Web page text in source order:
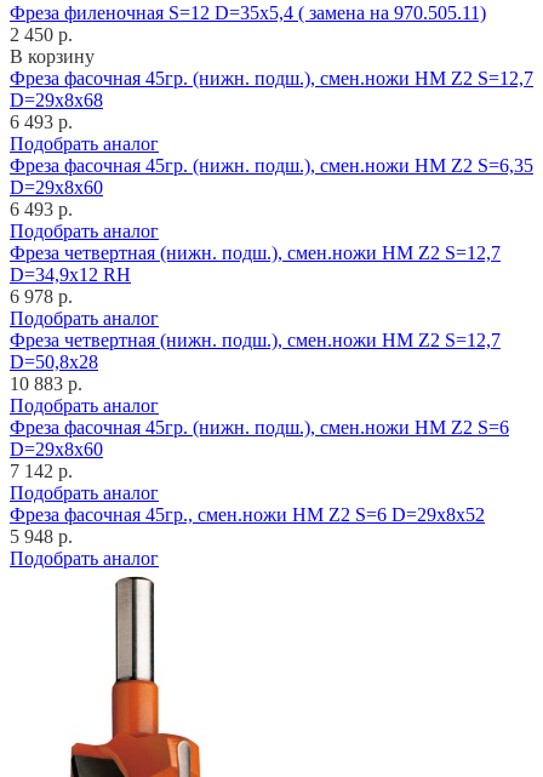
Фреза филеночная S=12 D=35x5,4 ( замена на 970.505.11)
2 450 р.
В корзину
Фреза фасочная 45гр. (нижн. подш.), смен.ножи HM Z2 S=12,7
D=29x8x68
6 493 р.
Подобрать аналог
Фреза фасочная 45гр. (нижн. подш.), смен.ножи HM Z2 S=6,35
D=29x8x60
6 493 р.
Подобрать аналог
Фреза четвертная (нижн. подш.), смен.ножи HM Z2 S=12,7
D=34,9x12 RH
6 978 р.
Подобрать аналог
Фреза четвертная (нижн. подш.), смен.ножи HM Z2 S=12,7
D=50,8x28
10 883 р.
Подобрать аналог
Фреза фасочная 45гр. (нижн. подш.), смен.ножи HM Z2 S=6
D=29x8x60
7 142 р.
Подобрать аналог
Фреза фасочная 45гр., смен.ножи HM Z2 S=6 D=29x8x52
5 948 р.
Подобрать аналог